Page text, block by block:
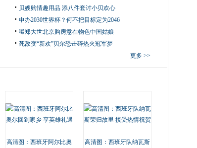
贝嫂购情趣用品 添八件套讨小贝欢心
申办2030世界杯？何不把目标定为2046
曝郑大世北京购房意在物色中国姑娘
死敌变“新欢”贝尔恐击碎热火冠军梦
更多 >>
高清图：西班牙阿尔比奥
高清图：西班牙队纳瓦斯